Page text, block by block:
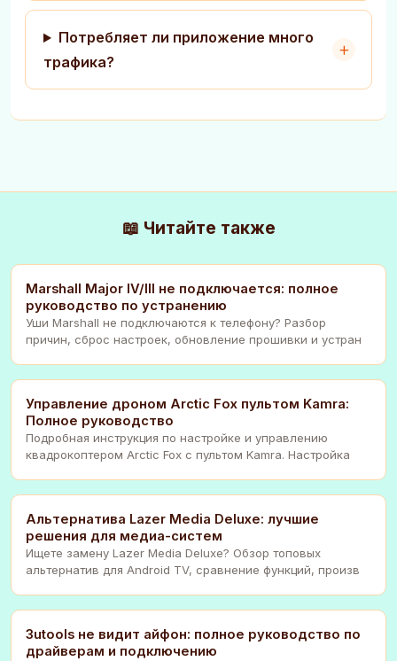
Потребляет ли приложение много
трафика?
📖 Читайте также
Marshall Major IV/III не подключается: полное
руководство по устранению
Уши Marshall не подключаются к телефону? Разбор
причин, сброс настроек, обновление прошивки и устран
Управление дроном Arctic Fox пультом Kamra:
Полное руководство
Подробная инструкция по настройке и управлению
квадрокоптером Arctic Fox с пультом Kamra. Настройка
Альтернатива Lazer Media Deluxe: лучшие
решения для медиа-систем
Ищете замену Lazer Media Deluxe? Обзор топовых
альтернатив для Android TV, сравнение функций, произв
3utools не видит айфон: полное руководство по
драйверам и подключению